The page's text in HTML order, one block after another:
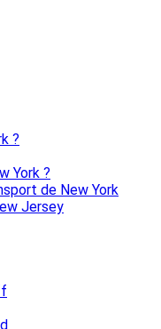
?
York ?
de New York
Jersey